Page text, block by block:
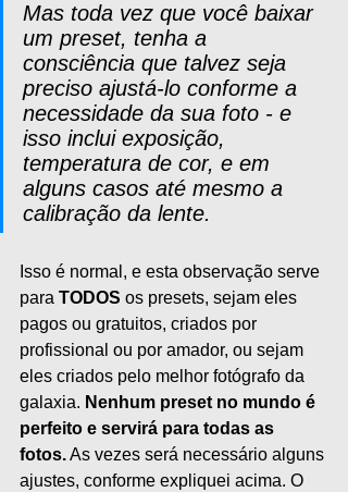
Mas toda vez que você baixar
um preset, tenha a
consciência que talvez seja
preciso ajustá-lo conforme a
necessidade da sua foto - e
isso inclui exposição,
temperatura de cor, e em
alguns casos até mesmo a
calibração da lente.
Isso é normal, e esta observação serve
para TODOS os presets, sejam eles
pagos ou gratuitos, criados por
profissional ou por amador, ou sejam
eles criados pelo melhor fotógrafo da
galaxia. Nenhum preset no mundo é
perfeito e servirá para todas as
fotos. As vezes será necessário alguns
ajustes, conforme expliquei acima. O